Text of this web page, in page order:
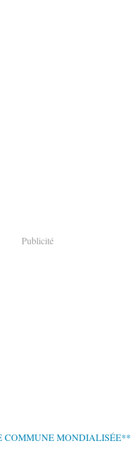
Publicité
COMMUNE MONDIALISÉE**